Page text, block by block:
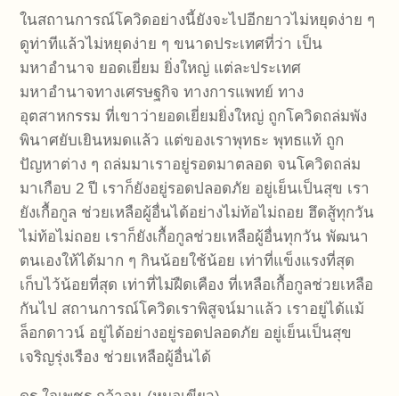
ในสถานการณ์โควิดอย่างนี้ยังจะไปอีกยาวไม่หยุดง่าย ๆ
ดูท่าทีแล้วไม่หยุดง่าย ๆ ขนาดประเทศที่ว่า เป็น
มหาอำนาจ ยอดเยี่ยม ยิ่งใหญ่ แต่ละประเทศ
มหาอำนาจทางเศรษฐกิจ ทางการแพทย์ ทาง
อุตสาหกรรม ที่เขาว่ายอดเยี่ยมยิ่งใหญ่ ถูกโควิดถล่มพัง
พินาศยับเยินหมดแล้ว แต่ของเราพุทธะ พุทธแท้ ถูก
ปัญหาต่าง ๆ ถล่มมาเราอยู่รอดมาตลอด จนโควิดถล่ม
มาเกือบ 2 ปี เราก็ยังอยู่รอดปลอดภัย อยู่เย็นเป็นสุข เรา
ยังเกื้อกูล ช่วยเหลือผู้อื่นได้อย่างไม่ท้อไม่ถอย ฮึดสู้ทุกวัน
ไม่ท้อไม่ถอย เราก็ยังเกื้อกูลช่วยเหลือผู้อื่นทุกวัน พัฒนา
ตนเองให้ได้มาก ๆ กินน้อยใช้น้อย เท่าที่แข็งแรงที่สุด
เก็บไว้น้อยที่สุด เท่าที่ไม่ฝืดเคือง ที่เหลือเกื้อกูลช่วยเหลือ
กันไป สถานการณ์โควิดเราพิสูจน์มาแล้ว เราอยู่ได้แม้
ล็อกดาวน์ อยู่ได้อย่างอยู่รอดปลอดภัย อยู่เย็นเป็นสุข
เจริญรุ่งเรือง ช่วยเหลือผู้อื่นได้